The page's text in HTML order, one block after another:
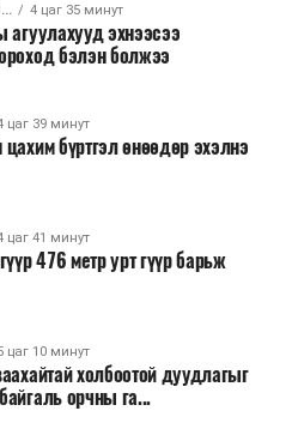
4 цаг 35 минут
агуулахууд эхнээсээ
бэлэн болжээ
цаг 39 минут
бүртгэл өнөөдөр эхэлнэ
цаг 41 минут
476 метр урт гүүр барьж
цаг 10 минут
холбоотой дуудлагыг
орчны га...